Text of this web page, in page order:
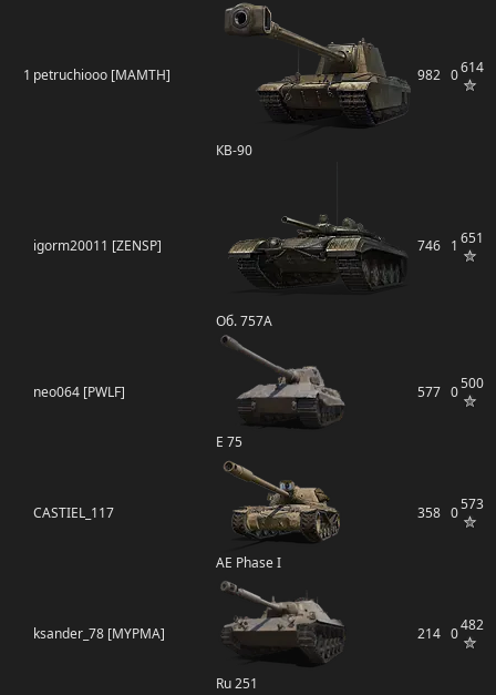
1 petruchiooo [MAMTH]
КВ-90
982 0614
igorm20011 [ZENSP]
Об. 757А
746 1 651
neo064 [PWLF]
E 75
577 0500
CASTIEL_117
AE Phase I
358 0573
ksander_78 [MYPMA]
Ru 251
214 0482